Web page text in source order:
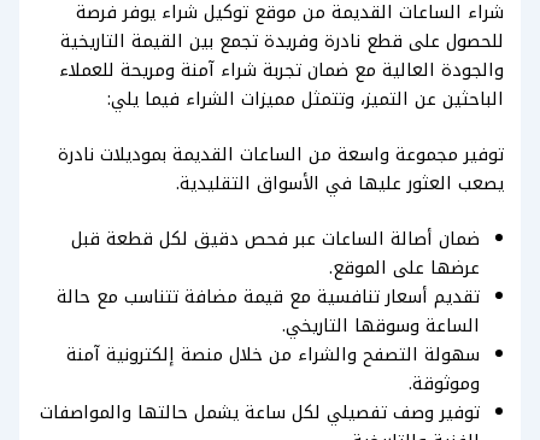
شراء الساعات القديمة من موقع توكيل شراء يوفر فرصة
للحصول على قطع نادرة وفريدة تجمع بين القيمة التاريخية
والجودة العالية مع ضمان تجربة شراء آمنة ومريحة للعملاء
الباحثين عن التميز، وتتمثل مميزات الشراء فيما يلي:
توفير مجموعة واسعة من الساعات القديمة بموديلات نادرة
يصعب العثور عليها في الأسواق التقليدية.
ضمان أصالة الساعات عبر فحص دقيق لكل قطعة قبل
عرضها على الموقع.
تقديم أسعار تنافسية مع قيمة مضافة تتناسب مع حالة
الساعة وسوقها التاريخي.
سهولة التصفح والشراء من خلال منصة إلكترونية آمنة
وموثوقة.
توفير وصف تفصيلي لكل ساعة يشمل حالتها والمواصفات